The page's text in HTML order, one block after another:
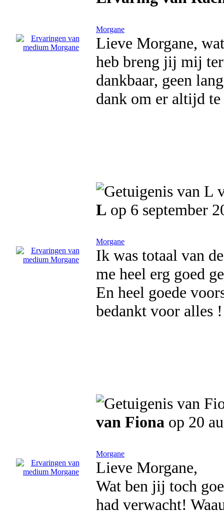
Morgane
Lieve Morgane,
heb breng jij mij
dankbaar, geen
dank om er altijd
L op 6 september
Morgane
Ik was totaal van
me heel erg goed
En heel goede
bedankt voor alles !
van Fiona op 20
Morgane
Lieve Morgane,
Wat ben jij toch
had verwacht!